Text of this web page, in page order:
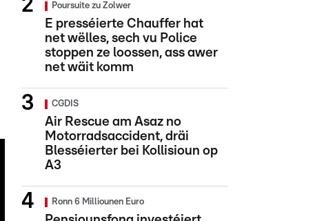
Poursuite zu Zolwer
E presséierte Chauffer hat
net wëlles, sech vu Police
stoppen ze loossen, ass awer
net wäit komm
CGDIS
Air Rescue am Asaz no
Motorradsaccident, dräi
Blesséierter bei Kollisioun op
A3
Ronn 6 Milliounen Euro